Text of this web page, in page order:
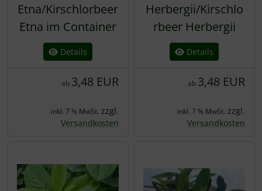
Etna/Kirschlorbeer
Etna im Container
Details
ab 3,48 EUR
inkl. 7 % MwSt. zzgl.
Versandkosten
Herbergii/Kirschlo
rbeer Herbergii
Details
ab 3,48 EUR
inkl. 7 % MwSt. zzgl.
Versandkosten